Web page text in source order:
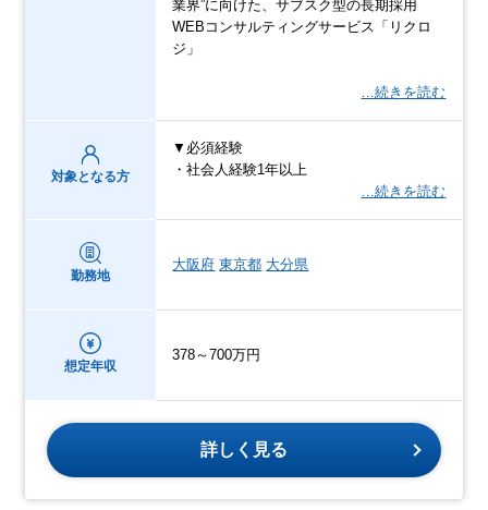
業界”に向けた、サブスク型の長期採用
WEBコンサルティングサービス「リクロ
ジ」
…続きを読む
対象となる方
▼必須経験
・社会人経験1年以上
…続きを読む
勤務地
大阪府 東京都 大分県
想定年収
378～700万円
詳しく見る